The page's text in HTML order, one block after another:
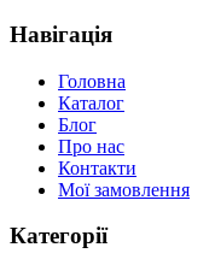
Навігація
Головна
Каталог
Блог
Про нас
Контакти
Мої замовлення
Категорії